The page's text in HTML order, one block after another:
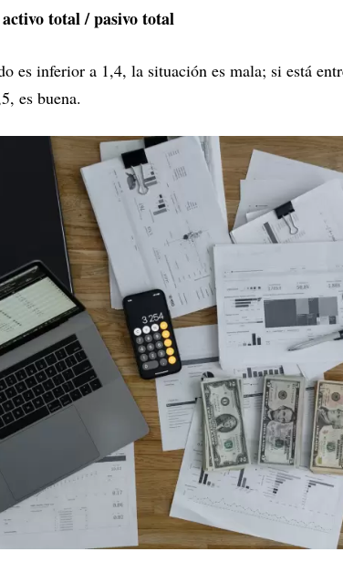
total / pasivo total
es inferior a 1,4, la situación es mala; si está
es buena.